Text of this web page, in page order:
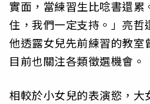
實面，當練習生比唸書還累
住，我們一定支持。」亮哲
他透露女兒先前練習的教室
目前也關注各類徵選機會。
相較於小女兒的表演慾，大